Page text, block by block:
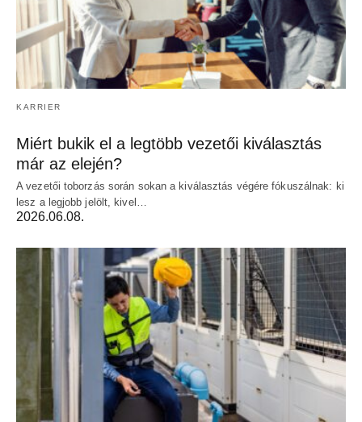
KARRIER
Miért bukik el a legtöbb vezetői kiválasztás
már az elején?
A vezetői toborzás során sokan a kiválasztás végére fókuszálnak: ki
lesz a legjobb jelölt, kivel…
2026.06.08.